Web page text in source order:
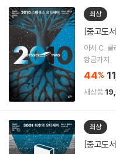
최상
[중고도
황금가지
44%
새상품
최상
[중고도